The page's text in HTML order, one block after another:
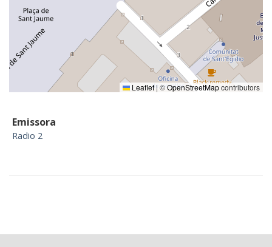
Leaflet|©OpenStreetMapcontributors
Emissora
Radio 2